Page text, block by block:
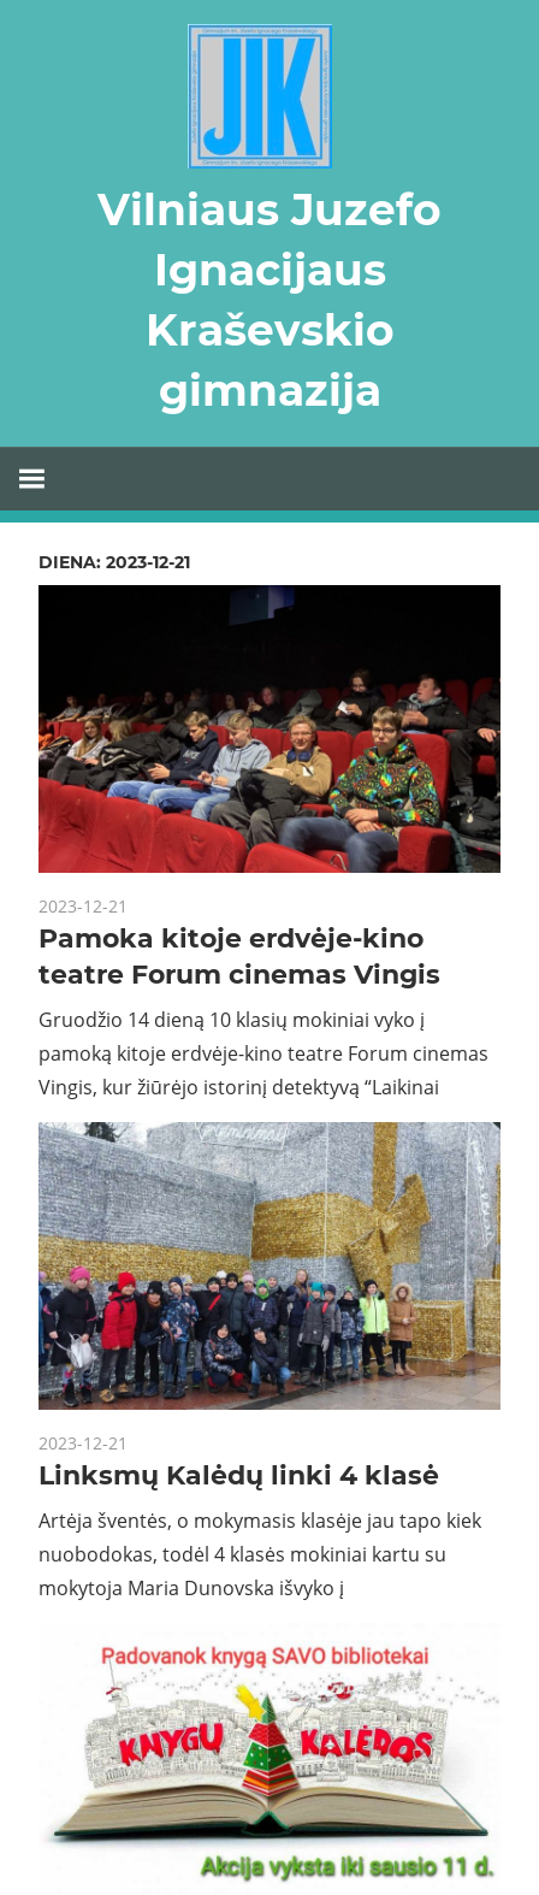
Vilniaus Juzefo
Ignacijaus
Kraševskio
gimnazija
DIENA: 2023-12-21
2023-12-21
Pamoka kitoje erdvėje-kino
teatre Forum cinemas Vingis
Gruodžio 14 dieną 10 klasių mokiniai vyko į
pamoką kitoje erdvėje-kino teatre Forum cinemas
Vingis, kur žiūrėjo istorinį detektyvą “Laikinai
2023-12-21
Linksmų Kalėdų linki 4 klasė
Artėja šventės, o mokymasis klasėje jau tapo kiek
nuobodokas, todėl 4 klasės mokiniai kartu su
mokytoja Maria Dunovska išvyko į